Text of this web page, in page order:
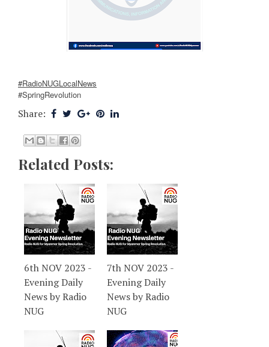
#RadioNUGLocalNews
#SpringRevolution
Share:
Related Posts:
6th NOV 2023 -
Evening Daily
News by Radio
NUG
7th NOV 2023 -
Evening Daily
News by Radio
NUG